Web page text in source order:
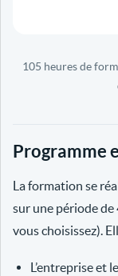
105 heures de
Programme
La formation se
sur une période
vous choisissez).
L’entreprise et